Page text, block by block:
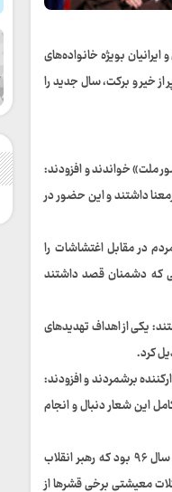
تبریک به همه هم‌میهنان و ایرانیان بویژه خانواده‌های
خیر و برکت، سال جدید را
بروز عظمت و اقتدار و حضور ملت» خواندند و افزودند:
و پرمعنا داشتند و این حضور در
در مقابل اغتشاشات را
که دشمنان قصد داشتند
یکی از اهداف تهدیدهای
کرد.
و امیدوارکننده برشمردند و افزودند:
این شعار دنبال و انجام
حوادثی همچون «سیل، زلزله، غرق‌شدن نفتکش، سقوط هواپیما و جان‌باختن عزیزان هموطن در آنها» از جمله حوادث تلخ سال ۹۶ بود که رهبر انقلاب
معیشتی برخی قشرها از